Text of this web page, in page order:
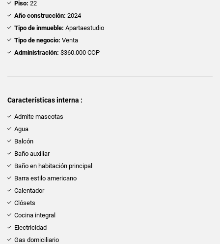
Piso: 22
Año construcción: 2024
Tipo de inmueble: Apartaestudio
Tipo de negocio: Venta
Administración: $360.000 COP
Características interna :
Admite mascotas
Agua
Balcón
Baño auxiliar
Baño en habitación principal
Barra estilo americano
Calentador
Clósets
Cocina integral
Electricidad
Gas domiciliario